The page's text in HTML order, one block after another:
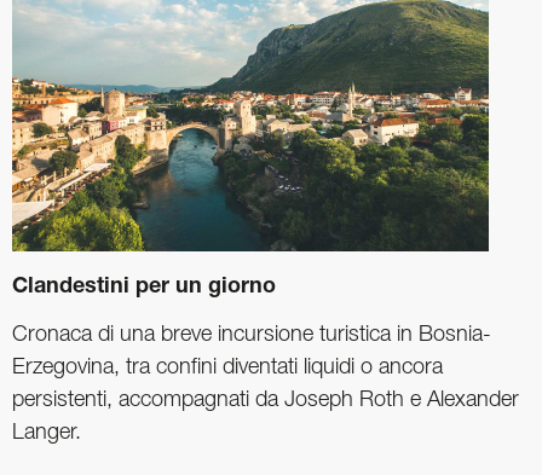
Clandestini per un giorno
Cronaca di una breve incursione turistica in Bosnia-
Erzegovina, tra confini diventati liquidi o ancora
persistenti, accompagnati da Joseph Roth e Alexander
Langer.